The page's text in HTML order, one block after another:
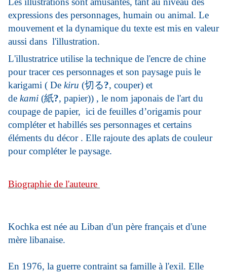
expressions des personnages, humain ou animal. Le
mouvement et la dynamique du texte est mis en valeur
aussi dans l'illustration.
L'illustratrice utilise la technique de l'encre de chine
pour tracer ces personnages et son paysage puis le
karigami ( De kiru (切る?, couper) et
de kami (紙?, papier)) , le nom japonais de l'art du
coupage de papier, ici de feuilles d’origamis pour
compléter et habillés ses personnages et certains
éléments du décor . Elle rajoute des aplats de couleur
pour compléter le paysage.
Biographie de l'auteure
Kochka est née au Liban d'un père français et d'une
mère libanaise.
En 1976, la guerre contraint sa famille à l'exil. Elle